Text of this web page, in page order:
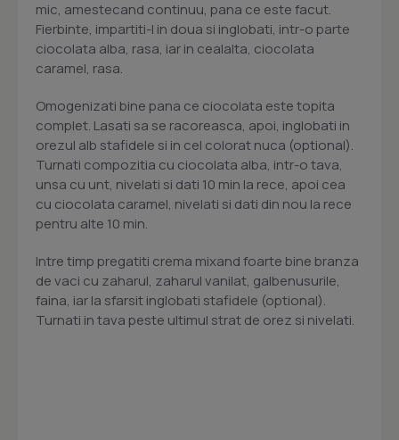
mic, amestecand continuu, pana ce este facut.
Fierbinte, impartiti-l in doua si inglobati, intr-o parte
ciocolata alba, rasa, iar in cealalta, ciocolata
caramel, rasa.
Omogenizati bine pana ce ciocolata este topita
complet. Lasati sa se racoreasca, apoi, inglobati in
orezul alb stafidele si in cel colorat nuca (optional).
Turnati compozitia cu ciocolata alba, intr-o tava,
unsa cu unt, nivelati si dati 10 min la rece, apoi cea
cu ciocolata caramel, nivelati si dati din nou la rece
pentru alte 10 min.
Intre timp pregatiti crema mixand foarte bine branza
de vaci cu zaharul, zaharul vanilat, galbenusurile,
faina, iar la sfarsit inglobati stafidele (optional).
Turnati in tava peste ultimul strat de orez si nivelati.